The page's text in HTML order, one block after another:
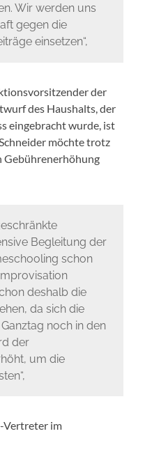
Wir werden uns
gegen die
einsetzen“,
der
des Haushalts, der
eingebracht wurde, ist
möchte trotz
Begleitung der
schon
deshalb die
da sich die
noch in den
der
um die
Vertreter im